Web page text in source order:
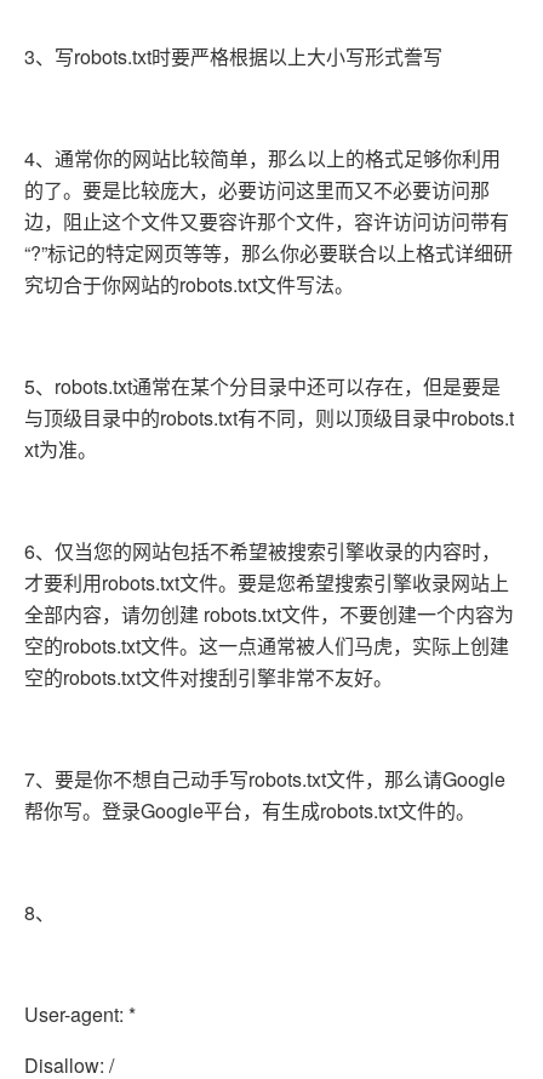
3、写robots.txt时要严格根据以上大小写形式誊写
4、通常你的网站比较简单，那么以上的格式足够你利用
的了。要是比较庞大，必要访问这里而又不必要访问那
边，阻止这个文件又要容许那个文件，容许访问访问带有
“?”标记的特定网页等等，那么你必要联合以上格式详细研
究切合于你网站的robots.txt文件写法。
5、robots.txt通常在某个分目录中还可以存在，但是要是
与顶级目录中的robots.txt有不同，则以顶级目录中robots.t
xt为准。
6、仅当您的网站包括不希望被搜索引擎收录的内容时，
才要利用robots.txt文件。要是您希望搜索引擎收录网站上
全部内容，请勿创建 robots.txt文件，不要创建一个内容为
空的robots.txt文件。这一点通常被人们马虎，实际上创建
空的robots.txt文件对搜刮引擎非常不友好。
7、要是你不想自己动手写robots.txt文件，那么请Google
帮你写。登录Google平台，有生成robots.txt文件的。
8、
User-agent: *
Disallow: /